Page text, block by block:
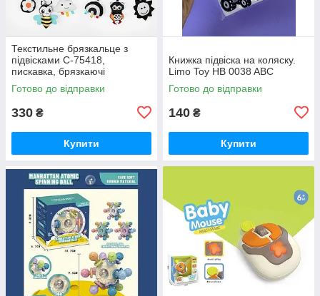
Текстильне брязкальце з
підвісками C-75418,
пискавка, брязкаючі
елементи, 2 види
Готово до відправки
330 ₴
Купити
Книжка підвіска на коляску.
Limo Toy HB 0038 ABC
Готово до відправки
140 ₴
Купити